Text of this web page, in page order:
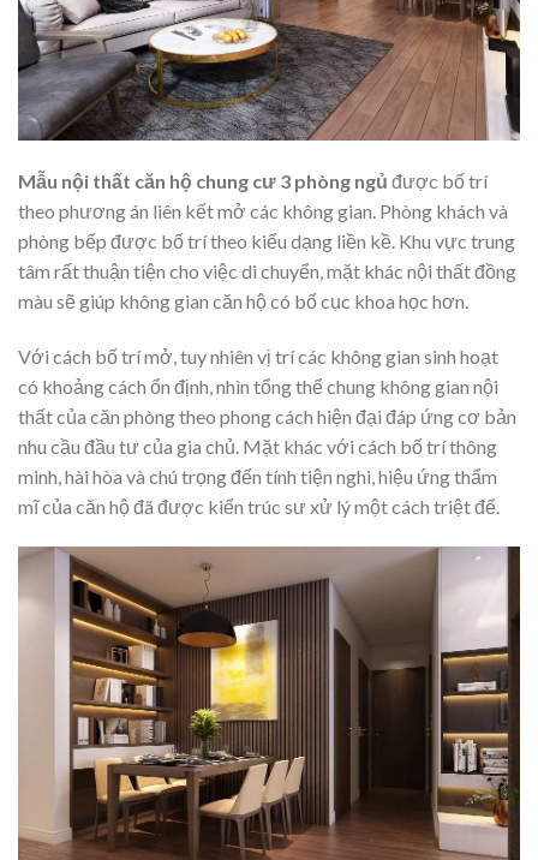
Mẫu nội thất căn hộ chung cư 3 phòng ngủ được bố trí
theo phương án liên kết mở các không gian. Phòng khách và
phòng bếp được bố trí theo kiểu dạng liền kề. Khu vực trung
tâm rất thuận tiện cho việc di chuyển, mặt khác nội thất đồng
màu sẽ giúp không gian căn hộ có bố cục khoa học hơn.
Với cách bố trí mở, tuy nhiên vị trí các không gian sinh hoạt
có khoảng cách ổn định, nhìn tổng thể chung không gian nội
thất của căn phòng theo phong cách hiện đại đáp ứng cơ bản
nhu cầu đầu tư của gia chủ. Mặt khác với cách bố trí thông
minh, hài hòa và chú trọng đến tính tiện nghi, hiệu ứng thẩm
mĩ của căn hộ đã được kiến trúc sư xử lý một cách triệt để.